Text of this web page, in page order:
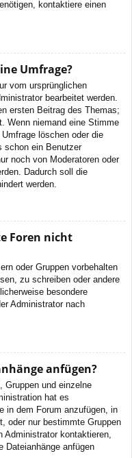
kontaktiere einen
Umfrage?
vom ursprünglichen
bearbeitet werden.
ersten Beitrag des Themas;
Wenn niemand eine Stimme
löschen oder die
schon ein Benutzer
noch von Moderatoren oder
Dadurch soll die
werden.
Foren nicht
oder Gruppen vorbehalten
zu schreiben oder andere
besondere
Administrator nach
anfügen?
Gruppen und einzelne
hat es
in dem Forum anzufügen, in
oder nur bestimmte Gruppen
Administrator kontaktieren,
Dateianhänge anfügen